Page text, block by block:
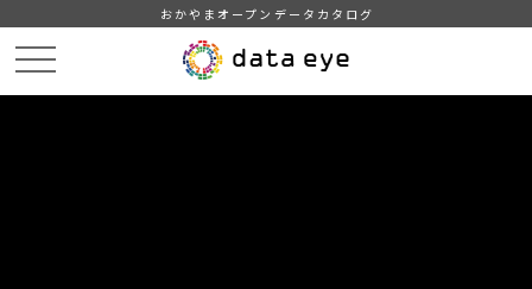
おかやまオープンデータカタログ